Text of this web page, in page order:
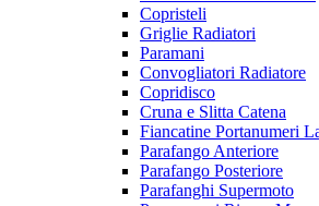
Copristeli
Griglie Radiatori
Paramani
Convogliatori Radiatore
Copridisco
Cruna e Slitta Catena
Fiancatine Portanumeri
Parafango Anteriore
Parafango Posteriore
Parafanghi Supermoto